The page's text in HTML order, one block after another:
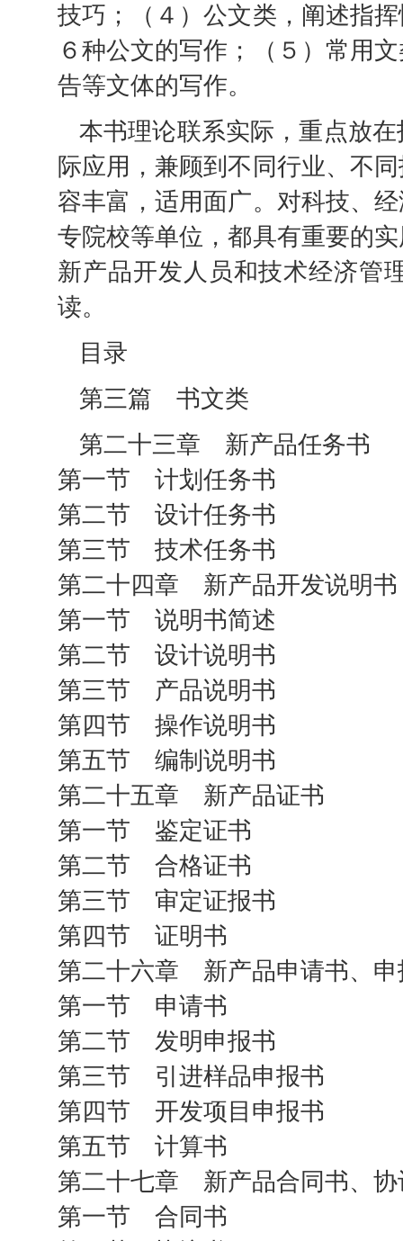
技巧；（４）公文类，阐述指
６种公文的写作；（５）常用
告等文体的写作。
本书理论联系实际，重点放
际应用，兼顾到不同行业、不
容丰富，适用面广。对科技、
专院校等单位，都具有重要的
新产品开发人员和技术经济管
读。
目录
第三篇 书文类
第二十三章 新产品任务书
第一节 计划任务书
第二节 设计任务书
第三节 技术任务书
第二十四章 新产品开发说明书
第一节 说明书简述
第二节 设计说明书
第三节 产品说明书
第四节 操作说明书
第五节 编制说明书
第二十五章 新产品证书
第一节 鉴定证书
第二节 合格证书
第三节 审定证报书
第四节 证明书
第二十六章 新产品申请书、申
第一节 申请书
第二节 发明申报书
第三节 引进样品申报书
第四节 开发项目申报书
第五节 计算书
第二十七章 新产品合同书、协
第一节 合同书